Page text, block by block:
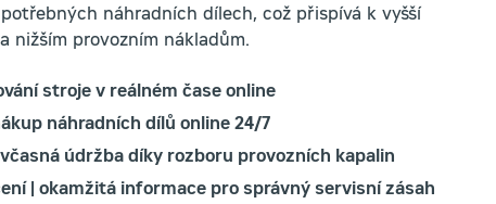
náhradních dílech, což přispívá k vyšší
nižším provozním nákladům.
stroje v reálném čase online
náhradních dílů online 24/7
včasná údržba díky rozboru provozních kapalin
| okamžitá informace pro správný servisní zásah